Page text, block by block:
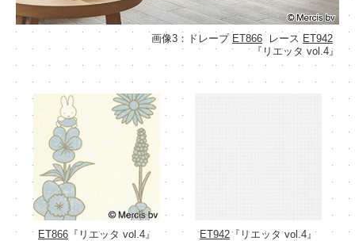
画像3：ドレープ ET866 レース ET942
『リエッタ vol.4』
ET866 『リエッタ vol.4』 ET942 『リエッタ vol.4』